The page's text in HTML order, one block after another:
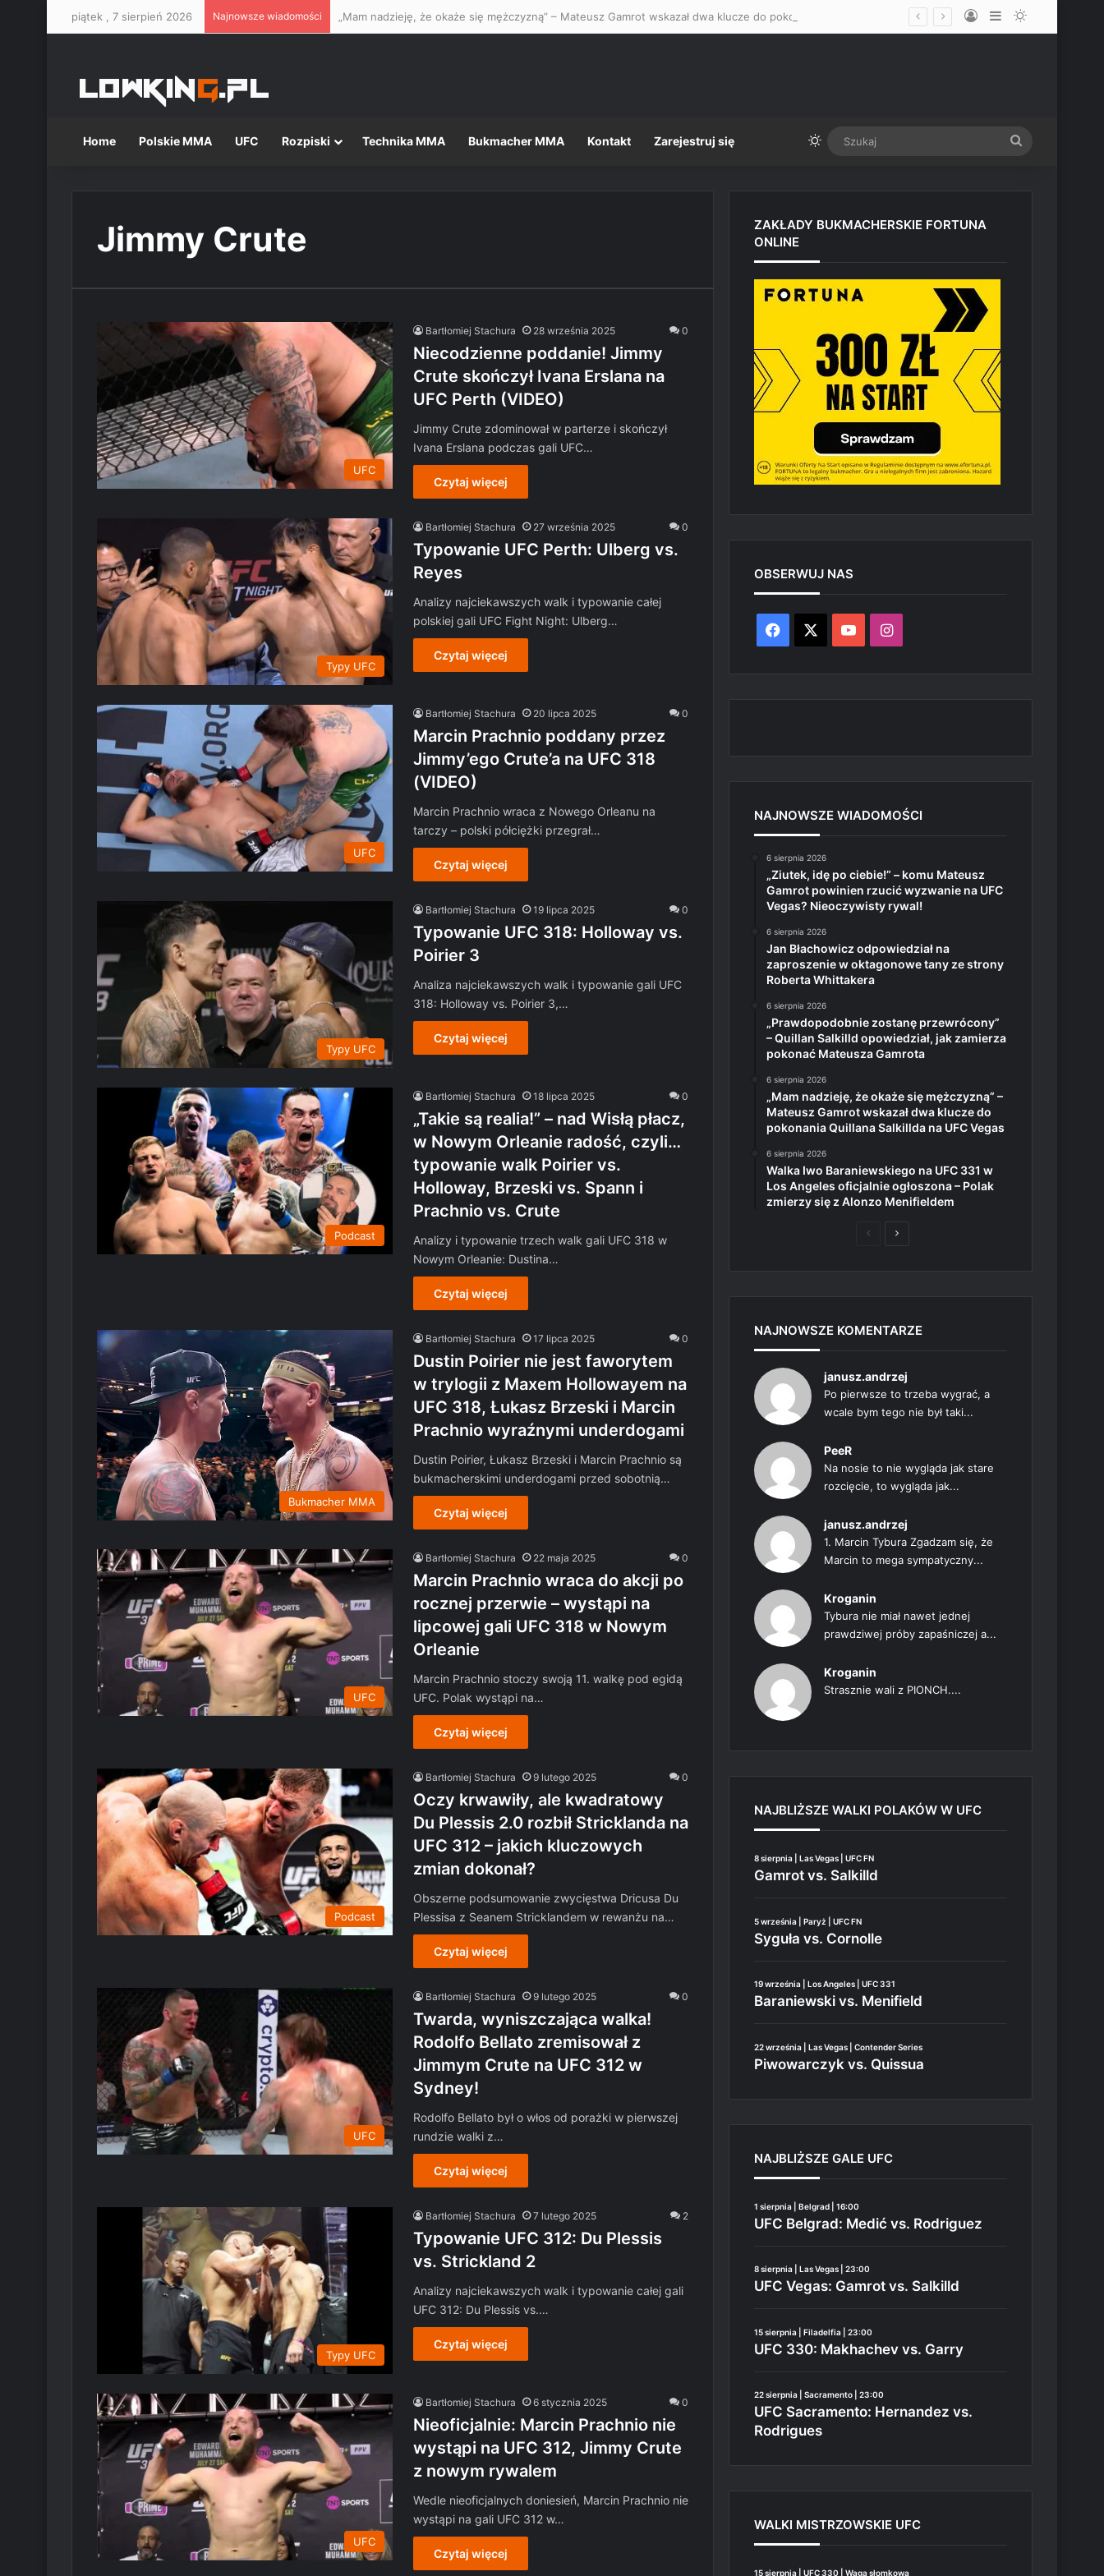
piątek , 7 sierpień 2026 Najnowsze wiadomości Log InSidebarSwitch skin
Home Polskie MMA UFC Rozpiski Technika MMA Bukmacher MMA Kontakt Zarejestruj się Switch skin
Jimmy Crute
UFC
Bartłomiej Stachura 28 września 2025 0
Niecodzienne poddanie! Jimmy
Crute skończył Ivana Erslana na
UFC Perth (VIDEO)
Jimmy Crute zdominował w parterze i skończył
Ivana Erslana podczas gali UFC…
Czytaj więcej
Typy UFC
Bartłomiej Stachura 27 września 2025 0
Typowanie UFC Perth: Ulberg vs.
Reyes
Analizy najciekawszych walk i typowanie całej
polskiej gali UFC Fight Night: Ulberg…
Czytaj więcej
UFC
Bartłomiej Stachura 20 lipca 2025 0
Marcin Prachnio poddany przez
Jimmy’ego Crute’a na UFC 318
(VIDEO)
Marcin Prachnio wraca z Nowego Orleanu na
tarczy – polski półciężki przegrał…
Czytaj więcej
Typy UFC
Bartłomiej Stachura 19 lipca 2025 0
Typowanie UFC 318: Holloway vs.
Poirier 3
Analiza najciekawszych walk i typowanie gali UFC
318: Holloway vs. Poirier 3,…
Czytaj więcej
Podcast
Bartłomiej Stachura 18 lipca 2025 0
„Takie są realia!” – nad Wisłą płacz,
w Nowym Orleanie radość, czyli…
typowanie walk Poirier vs.
Holloway, Brzeski vs. Spann i
Prachnio vs. Crute
Analizy i typowanie trzech walk gali UFC 318 w
Nowym Orleanie: Dustina…
Czytaj więcej
Bukmacher MMA
Bartłomiej Stachura 17 lipca 2025 0
Dustin Poirier nie jest faworytem
w trylogii z Maxem Hollowayem na
UFC 318, Łukasz Brzeski i Marcin
Prachnio wyraźnymi underdogami
Dustin Poirier, Łukasz Brzeski i Marcin Prachnio są
bukmacherskimi underdogami przed sobotnią…
Czytaj więcej
UFC
Bartłomiej Stachura 22 maja 2025 0
Marcin Prachnio wraca do akcji po
rocznej przerwie – wystąpi na
lipcowej gali UFC 318 w Nowym
Orleanie
Marcin Prachnio stoczy swoją 11. walkę pod egidą
UFC. Polak wystąpi na…
Czytaj więcej
Podcast
Bartłomiej Stachura 9 lutego 2025 0
Oczy krwawiły, ale kwadratowy
Du Plessis 2.0 rozbił Stricklanda na
UFC 312 – jakich kluczowych
zmian dokonał?
Obszerne podsumowanie zwycięstwa Dricusa Du
Plessisa z Seanem Stricklandem w rewanżu na…
Czytaj więcej
UFC
Bartłomiej Stachura 9 lutego 2025 0
Twarda, wyniszczająca walka!
Rodolfo Bellato zremisował z
Jimmym Crute na UFC 312 w
Sydney!
Rodolfo Bellato był o włos od porażki w pierwszej
rundzie walki z…
Czytaj więcej
Typy UFC
Bartłomiej Stachura 7 lutego 2025 2
Typowanie UFC 312: Du Plessis
vs. Strickland 2
Analizy najciekawszych walk i typowanie całej gali
UFC 312: Du Plessis vs.…
Czytaj więcej
UFC
Bartłomiej Stachura 6 stycznia 2025 0
Nieoficjalnie: Marcin Prachnio nie
wystąpi na UFC 312, Jimmy Crute
z nowym rywalem
Wedle nieoficjalnych doniesień, Marcin Prachnio nie
wystąpi na gali UFC 312 w…
Czytaj więcej
ZAKŁADY BUKMACHERSKIE FORTUNA
ONLINE
OBSERWUJ NAS
Facebook YouTubeInstagram
NAJNOWSZE WIADOMOŚCI
6 sierpnia 2026
„Ziutek, idę po ciebie!” – komu Mateusz
Gamrot powinien rzucić wyzwanie na UFC
Vegas? Nieoczywisty rywal!
6 sierpnia 2026
Jan Błachowicz odpowiedział na
zaproszenie w oktagonowe tany ze strony
Roberta Whittakera
6 sierpnia 2026
„Prawdopodobnie zostanę przewrócony”
– Quillan Salkilld opowiedział, jak zamierza
pokonać Mateusza Gamrota
6 sierpnia 2026
„Mam nadzieję, że okaże się mężczyzną” –
Mateusz Gamrot wskazał dwa klucze do
pokonania Quillana Salkillda na UFC Vegas
6 sierpnia 2026
Walka Iwo Baraniewskiego na UFC 331 w
Los Angeles oficjalnie ogłoszona – Polak
zmierzy się z Alonzo Menifieldem
PoprzedniaNastępna
NAJNOWSZE KOMENTARZE
janusz.andrzej
Po pierwsze to trzeba wygrać, a
wcale bym tego nie był taki...
PeeR
Na nosie to nie wygląda jak stare
rozcięcie, to wygląda jak...
janusz.andrzej
1. Marcin Tybura Zgadzam się, że
Marcin to mega sympatyczny...
Kroganin
Tybura nie miał nawet jednej
prawdziwej próby zapaśniczej a...
Kroganin
Strasznie wali z PIONCH....
NAJBLIŻSZE WALKI POLAKÓW W UFC
8 sierpnia | Las Vegas | UFC FN
Gamrot vs. Salkilld
5 września | Paryż | UFC FN
Syguła vs. Cornolle
19 września | Los Angeles | UFC 331
Baraniewski vs. Menifield
22 września | Las Vegas | Contender Series
Piwowarczyk vs. Quissua
NAJBLIŻSZE GALE UFC
1 sierpnia | Belgrad | 16:00
UFC Belgrad: Medić vs. Rodriguez
8 sierpnia | Las Vegas | 23:00
UFC Vegas: Gamrot vs. Salkilld
15 sierpnia | Filadelfia | 23:00
UFC 330: Makhachev vs. Garry
22 sierpnia | Sacramento | 23:00
UFC Sacramento: Hernandez vs.
Rodrigues
WALKI MISTRZOWSKIE UFC
15 sierpnia | UFC 330 | Waga słomkowa